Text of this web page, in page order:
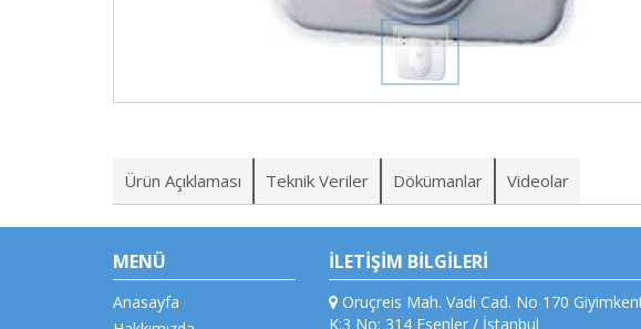
Ürün Açıklaması Teknik Veriler Dökümanlar Videolar
MENÜ
Anasayfa
İLETİŞİM BİLGİLERİ
Oruçreis Mah. Vadi Cad. No 170
K:3 No: 314 Esenler / İstanbul